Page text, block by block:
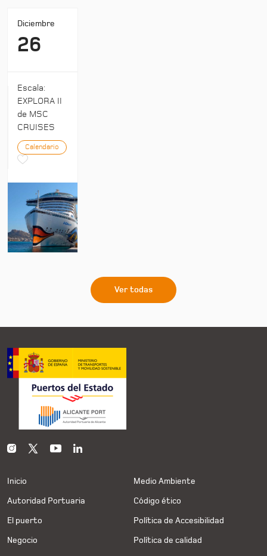
Diciembre
26
Escala:
EXPLORA II
de MSC
CRUISES
Calendario
Ver todas
Inicio
Autoridad Portuaria
El puerto
Negocio
Medio Ambiente
Código ético
Política de Accesibilidad
Política de calidad